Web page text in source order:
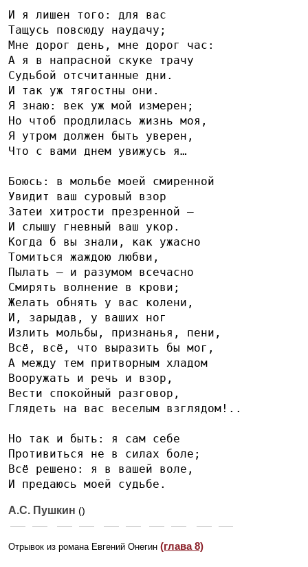
И я лишен того: для вас
Тащусь повсюду наудачу;
Мне дорог день, мне дорог час:
А я в напрасной скуке трачу
Судьбой отсчитанные дни.
И так уж тягостны они.
Я знаю: век уж мой измерен;
Но чтоб продлилась жизнь моя,
Я утром должен быть уверен,
Что с вами днем увижусь я…
Боюсь: в мольбе моей смиренной
Увидит ваш суровый взор
Затеи хитрости презренной —
И слышу гневный ваш укор.
Когда б вы знали, как ужасно
Томиться жаждою любви,
Пылать — и разумом всечасно
Смирять волнение в крови;
Желать обнять у вас колени,
И, зарыдав, у ваших ног
Излить мольбы, признанья, пени,
Всё, всё, что выразить бы мог,
А между тем притворным хладом
Вооружать и речь и взор,
Вести спокойный разговор,
Глядеть на вас веселым взглядом!..
Но так и быть: я сам себе
Противиться не в силах боле;
Всё решено: я в вашей воле,
И предаюсь моей судьбе.
А.С. Пушкин ()
Отрывок из романа Евгений Онегин (глава 8)